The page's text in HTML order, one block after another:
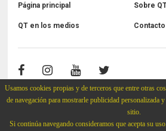
Usamos cookies propias y de terceros que entre otras
de navegación para mostrarle publicidad personalizada
sitio.
Si continúa navegando consideramos que acepta su uso.
Página principal Sobre
QT en los medios Contacto